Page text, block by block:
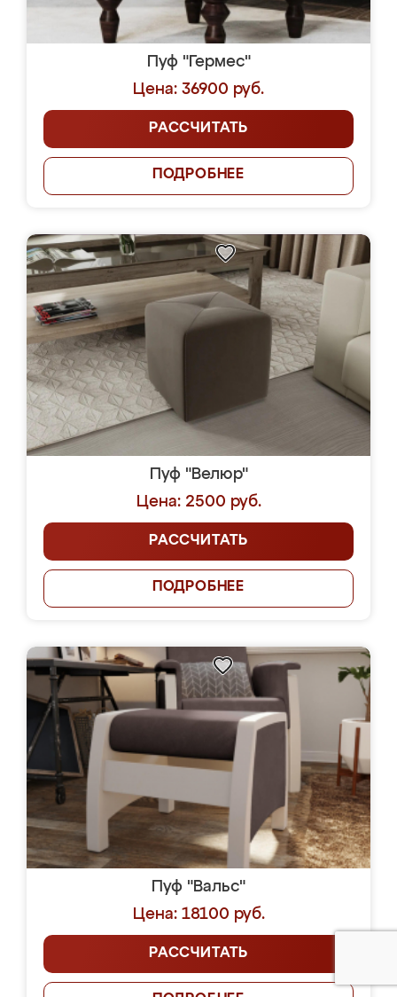
Пуф "Гермес"
Цена: 36900 руб.
РАССЧИТАТЬ
ПОДРОБНЕЕ
Пуф "Велюр"
Цена: 2500 руб.
РАССЧИТАТЬ
ПОДРОБНЕЕ
Пуф "Вальс"
Цена: 18100 руб.
РАССЧИТАТЬ